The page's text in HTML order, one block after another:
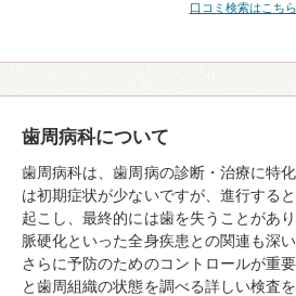
口コミ検索はこちら
歯周病科について
歯周病科は、歯周病の診断・治療に特
は初期症状が少ないですが、進行する
起こし、最終的には歯を失うことがあ
脈硬化といった全身疾患との関連も深
さらに予防のためのコントロールが重
と歯周組織の状態を調べる詳しい検査